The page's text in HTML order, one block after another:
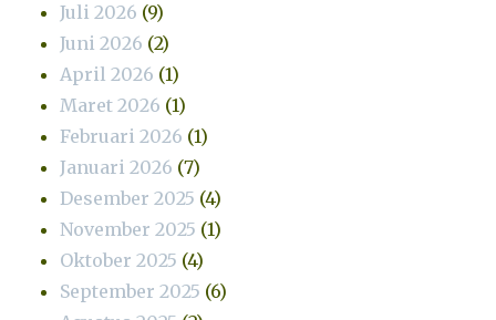
Juli 2026 (9)
Juni 2026 (2)
April 2026 (1)
Maret 2026 (1)
Februari 2026 (1)
Januari 2026 (7)
Desember 2025 (4)
November 2025 (1)
Oktober 2025 (4)
September 2025 (6)